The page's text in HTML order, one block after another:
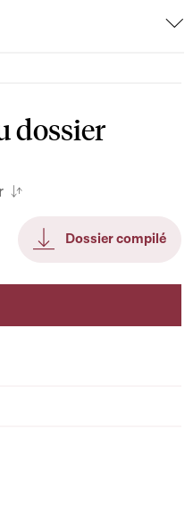
dossier
Dossier compilé